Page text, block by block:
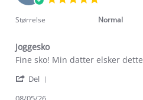
rating
Størrelse Normal
Joggesko
Review
Kedish
review
Joggesko
Fine sko! Min datter elsker dette
Del